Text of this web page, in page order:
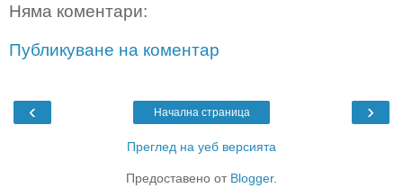
Няма коментари:
Публикуване на коментар
‹ ›
Начална страница
Преглед на уеб версията
Предоставено от Blogger.